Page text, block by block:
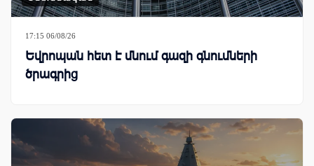
17:15 06/08/26
Եվրոպան հետ է մնում գազի գնումների
ծրագրից